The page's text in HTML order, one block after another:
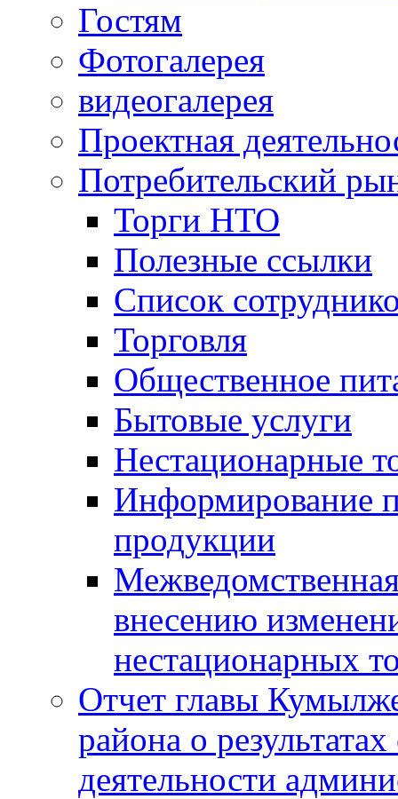
Гостям
Фотогалерея
видеогалерея
Проектная
Потребительский
Торги НТО
Полезные ссылки
Список
Торговля
Общественное
Бытовые услуги
Нестационарные
Информирование
продукции
внесению
нестационарных
Отчет главы
района о
деятельности